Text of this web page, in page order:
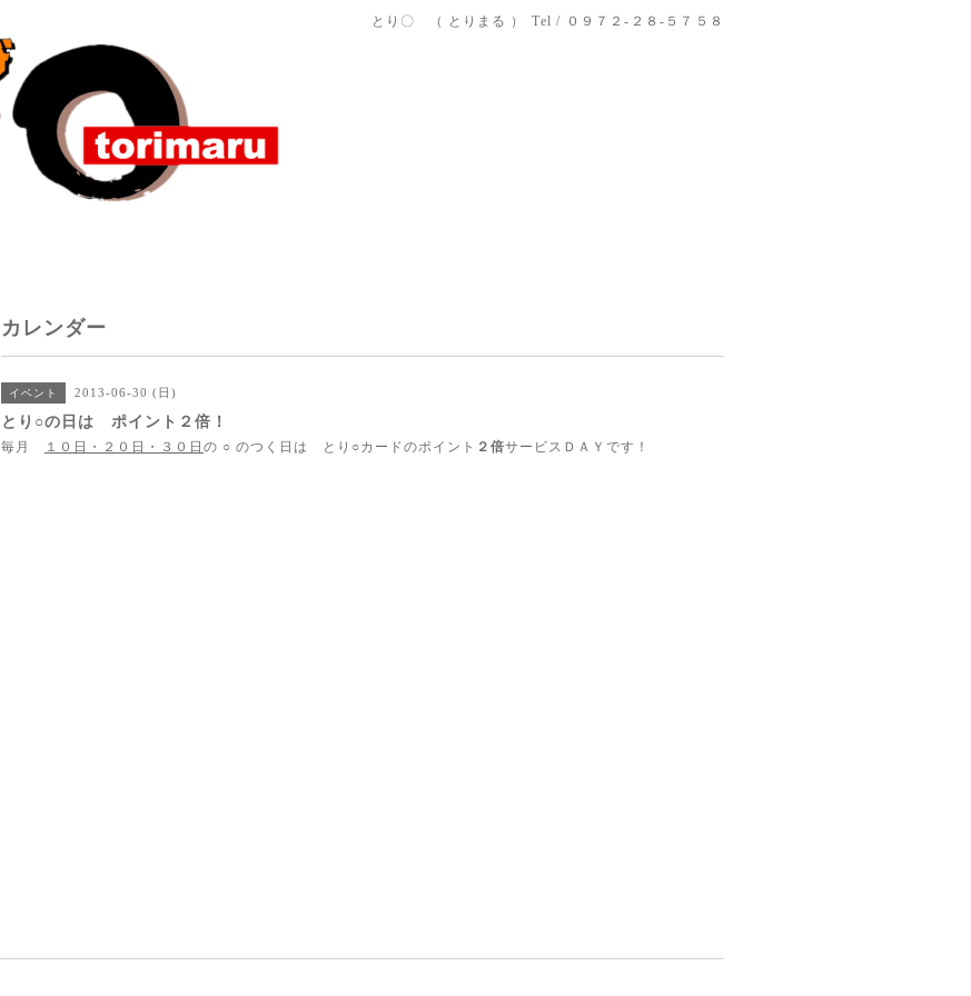
とり〇 （ とりまる ） Tel / ０９７２-２８-５７５８
カレンダー
イベント 2013-06-30 (日)
とり○の日は ポイント２倍！
毎月 １０日・２０日・３０日 の ○ のつく日は とり○カードのポイント ２倍サービスＤＡＹです！